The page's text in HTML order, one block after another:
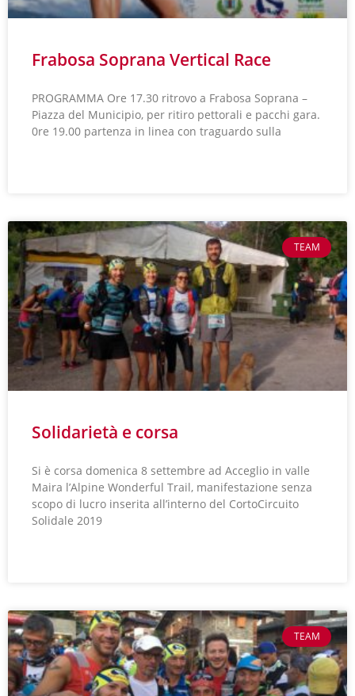
Frabosa Soprana Vertical Race
PROGRAMMA Ore 17.30 ritrovo a Frabosa Soprana –
Piazza del Municipio, per ritiro pettorali e pacchi gara.
0re 19.00 partenza in linea con traguardo sulla
TEAM
Solidarietà e corsa
Si è corsa domenica 8 settembre ad Acceglio in valle
Maira l’Alpine Wonderful Trail, manifestazione senza
scopo di lucro inserita all’interno del CortoCircuito
Solidale 2019
TEAM